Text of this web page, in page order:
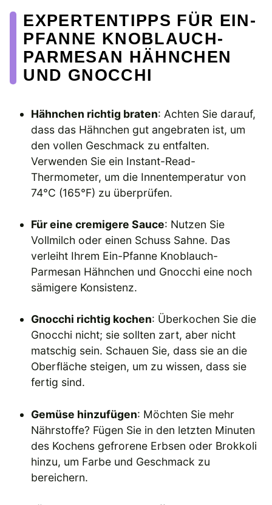
EXPERTENTIPPS FÜR EIN-
PFANNE KNOBLAUCH-
PARMESAN HÄHNCHEN
UND GNOCCHI
Hähnchen richtig braten: Achten Sie darauf,
dass das Hähnchen gut angebraten ist, um
den vollen Geschmack zu entfalten.
Verwenden Sie ein Instant-Read-
Thermometer, um die Innentemperatur von
74°C (165°F) zu überprüfen.
Für eine cremigere Sauce: Nutzen Sie
Vollmilch oder einen Schuss Sahne. Das
verleiht Ihrem Ein-Pfanne Knoblauch-
Parmesan Hähnchen und Gnocchi eine noch
sämigere Konsistenz.
Gnocchi richtig kochen: Überkochen Sie die
Gnocchi nicht; sie sollten zart, aber nicht
matschig sein. Schauen Sie, dass sie an die
Oberfläche steigen, um zu wissen, dass sie
fertig sind.
Gemüse hinzufügen: Möchten Sie mehr
Nährstoffe? Fügen Sie in den letzten Minuten
des Kochens gefrorene Erbsen oder Brokkoli
hinzu, um Farbe und Geschmack zu
bereichern.